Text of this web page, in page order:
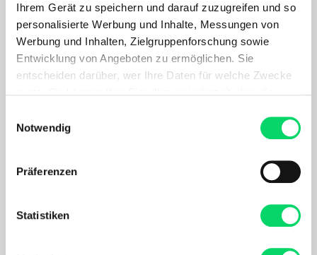
Ihrem Gerät zu speichern und darauf zuzugreifen und so
personalisierte Werbung und Inhalte, Messungen von
Werbung und Inhalten, Zielgruppenforschung sowie
Entwicklung von Angeboten zu ermöglichen. Sie
entscheiden darüber, wer Ihre Daten für welche Zwecke
Trigger Symbol ändern oder widerrufen
Informationen über Ihre geografische Lage
können
bestimmten Merkmalen (Fingerprinting) identifizieren
Notwendig
Präferenzen
Statistiken
Das Genius war schon immer unser Lieblings-Bike. Mit der
smarten Federung, den smarten Eigenschaften und dem
smarten Design ist es ein unglaubliches Trailbike, von dem
man einfach nicht genug kriegen kann. Das komplett neue
Genius für jeden Trail zu jeder Zeit.
PRODUKTDETAILS